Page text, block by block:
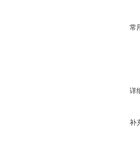
常
详
补